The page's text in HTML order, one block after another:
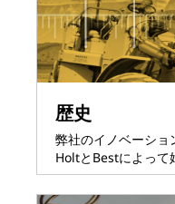
歴史
弊社のイノベーショ
HoltとBestによって